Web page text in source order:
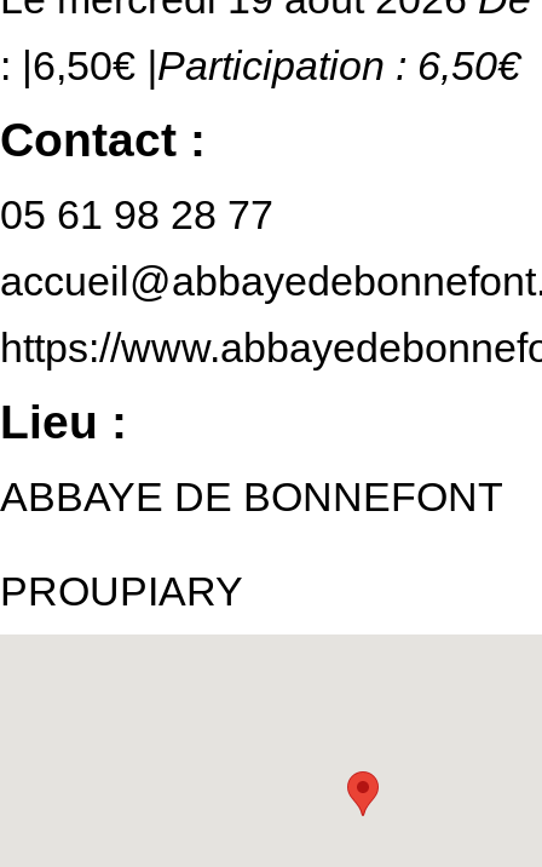
: |6,50€ |Participation : 6,50€
Contact :
05 61 98 28 77
https://
Lieu :
ABBAYE DE BONNEFONT
PROUPIARY